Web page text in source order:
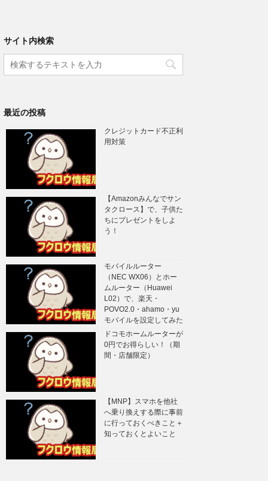
サイト内検索
最近の投稿
クレジットカード不正利
用対策
【Amazonみんなでサン
タクロース】で、子供た
ちにプレゼントをしよ
う！
モバイルルーター
（NEC WX06）とホー
ムルーター（Huawei
L02）で、楽天・
POVO2.0・ahamo・yu
モバイルを設定してみた
ドコモホームルーターが
0円でお得らしい！（期
間・店舗限定）
【MNP】スマホを他社
へ乗り換えする際に事前
に行っておくべきこと＋
知っておくとよいこと